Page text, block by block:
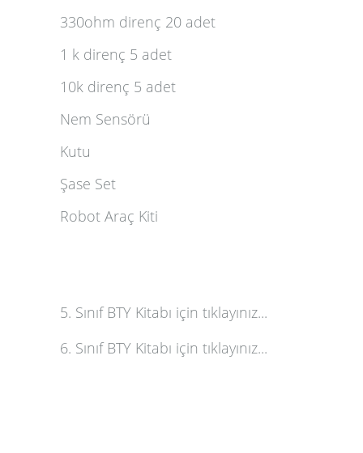
330ohm direnç 20 adet
1 k direnç 5 adet
10k direnç 5 adet
Nem Sensörü
Kutu
Şase Set
Robot Araç Kiti
5. Sınıf BTY Kitabı için tıklayınız...
6. Sınıf BTY Kitabı için tıklayınız...